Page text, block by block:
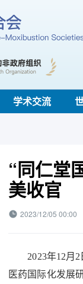
学术交流
“同仁堂
美收官
2023/12/05 00:00
2023年12月2
医药国际化发展